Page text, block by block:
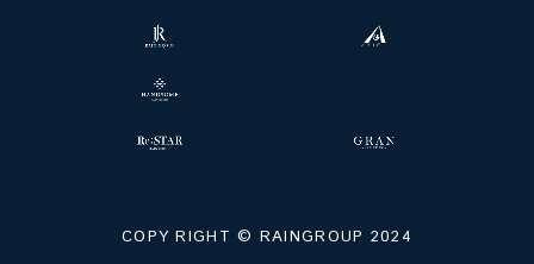
COPY RIGHT ©️ RAINGROUP 2024